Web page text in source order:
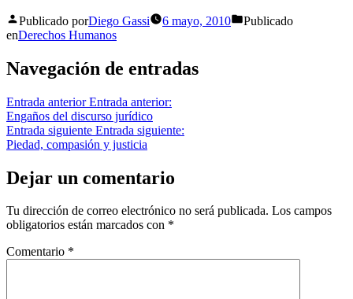
Publicado porDiego Gassi 6 mayo, 2010
Publicado
enDerechos Humanos
Navegación de entradas
Entrada anterior Entrada anterior:
Engaños del discurso jurídico
Entrada siguiente Entrada siguiente:
Piedad, compasión y justicia
Dejar un comentario
Tu dirección de correo electrónico no será publicada. Los campos
obligatorios están marcados con *
Comentario *